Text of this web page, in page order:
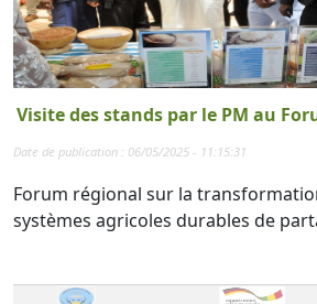
Visite des stands par le PM au
Date de publication : 06/05/2025 - 11:15:31
Forum régional sur la
systèmes agricoles durables de